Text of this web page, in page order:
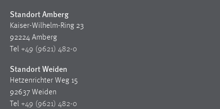
Standort Amberg
Kaiser-Wilhelm-Ring 23
92224 Amberg
Tel +49 (9621) 482-0
Standort Weiden
Hetzenrichter Weg 15
92637 Weiden
Tel +49 (9621) 482-0